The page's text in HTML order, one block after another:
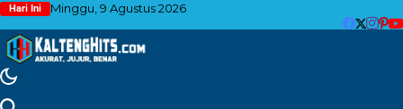
Hari Ini Minggu, 9 Agustus 2026